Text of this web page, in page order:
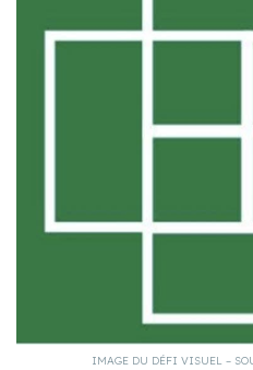
IMAGE DU DÉFI VISUEL –